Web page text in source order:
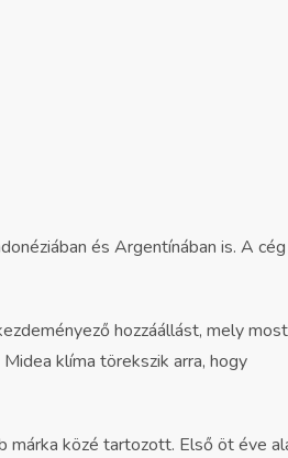
és Argentínában is. A cég
hozzáállást, mely
klíma törekszik arra, hogy
márka közé tartozott. Első öt éve